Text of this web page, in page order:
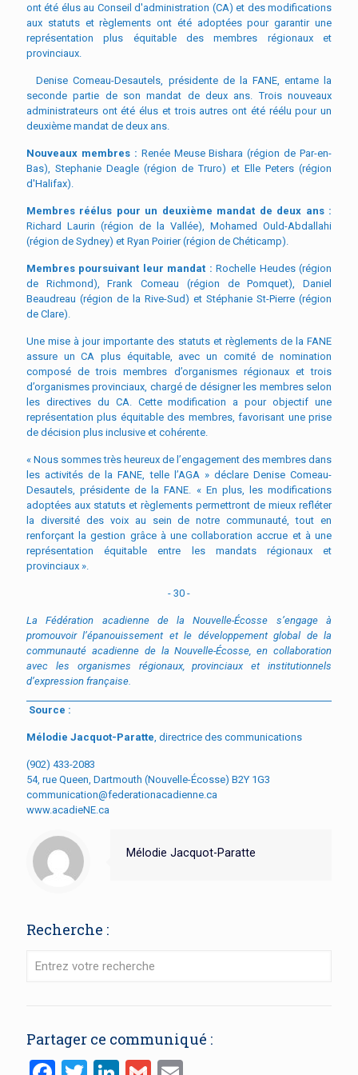
ont été élus au Conseil d'administration (CA) et des modifications
aux statuts et règlements ont été adoptées pour garantir une
représentation plus équitable des membres régionaux et
provinciaux.
Denise Comeau-Desautels, présidente de la FANE, entame la
seconde partie de son mandat de deux ans. Trois nouveaux
administrateurs ont été élus et trois autres ont été réélu pour un
deuxième mandat de deux ans.
Nouveaux membres : Renée Meuse Bishara (région de Par-en-
Bas), Stephanie Deagle (région de Truro) et Elle Peters (région
d'Halifax).
Membres réélus pour un deuxième mandat de deux ans :
Richard Laurin (région de la Vallée), Mohamed Ould-Abdallahi
(région de Sydney) et Ryan Poirier (région de Chéticamp).
Membres poursuivant leur mandat :Rochelle Heudes (région
de Richmond), Frank Comeau (région de Pomquet), Daniel
Beaudreau (région de la Rive-Sud) et Stéphanie St-Pierre (région
de Clare).
Une mise à jour importante des statuts et règlements de la FANE
assure un CA plus équitable, avec un comité de nomination
composé de trois membres d’organismes régionaux et trois
d’organismes provinciaux, chargé de désigner les membres selon
les directives du CA. Cette modification a pour objectif une
représentation plus équitable des membres, favorisant une prise
de décision plus inclusive et cohérente.
« Nous sommes très heureux de l’engagement des membres dans
les activités de la FANE, telle l’AGA » déclare Denise Comeau-
Desautels, présidente de la FANE. « En plus, les modifications
adoptées aux statuts et règlements permettront de mieux refléter
la diversité des voix au sein de notre communauté, tout en
renforçant la gestion grâce à une collaboration accrue et à une
représentation équitable entre les mandats régionaux et
provinciaux ».
- 30 -
La Fédération acadienne de la Nouvelle-Écosse s’engage à
promouvoir l’épanouissement et le développement global de la
communauté acadienne de la Nouvelle-Écosse, en collaboration
avec les organismes régionaux, provinciaux et institutionnels
d’expression française.
Source :
Mélodie Jacquot-Paratte, directrice des communications
(902) 433-2083
54, rue Queen, Dartmouth (Nouvelle-Écosse) B2Y 1G3
communication@federationacadienne.ca
www.acadieNE.ca
Mélodie Jacquot-Paratte
Recherche :
Partager ce communiqué :